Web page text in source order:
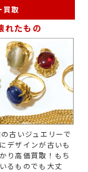
買取
れたもの
古いジュエリーで
デザインが古いも
り高価買取！もち
るものでも大丈